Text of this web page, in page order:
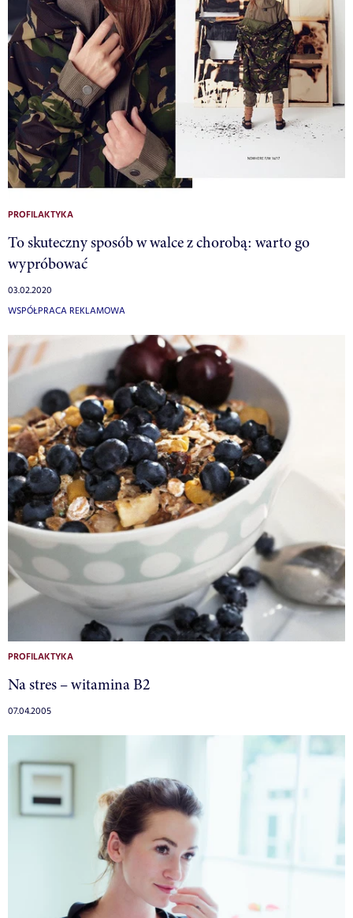
PROFILAKTYKA
To skuteczny sposób w walce z chorobą: warto go
wypróbować
03.02.2020
WSPÓŁPRACA REKLAMOWA
PROFILAKTYKA
Na stres – witamina B2
07.04.2005